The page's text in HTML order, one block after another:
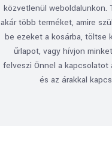
közvetlenül weboldalunkon.
akár több terméket, amire
be ezeket a kosárba, töltse
űrlapot, vagy hívjon
felveszi Önnel a kapcsolatot
és az árakkal